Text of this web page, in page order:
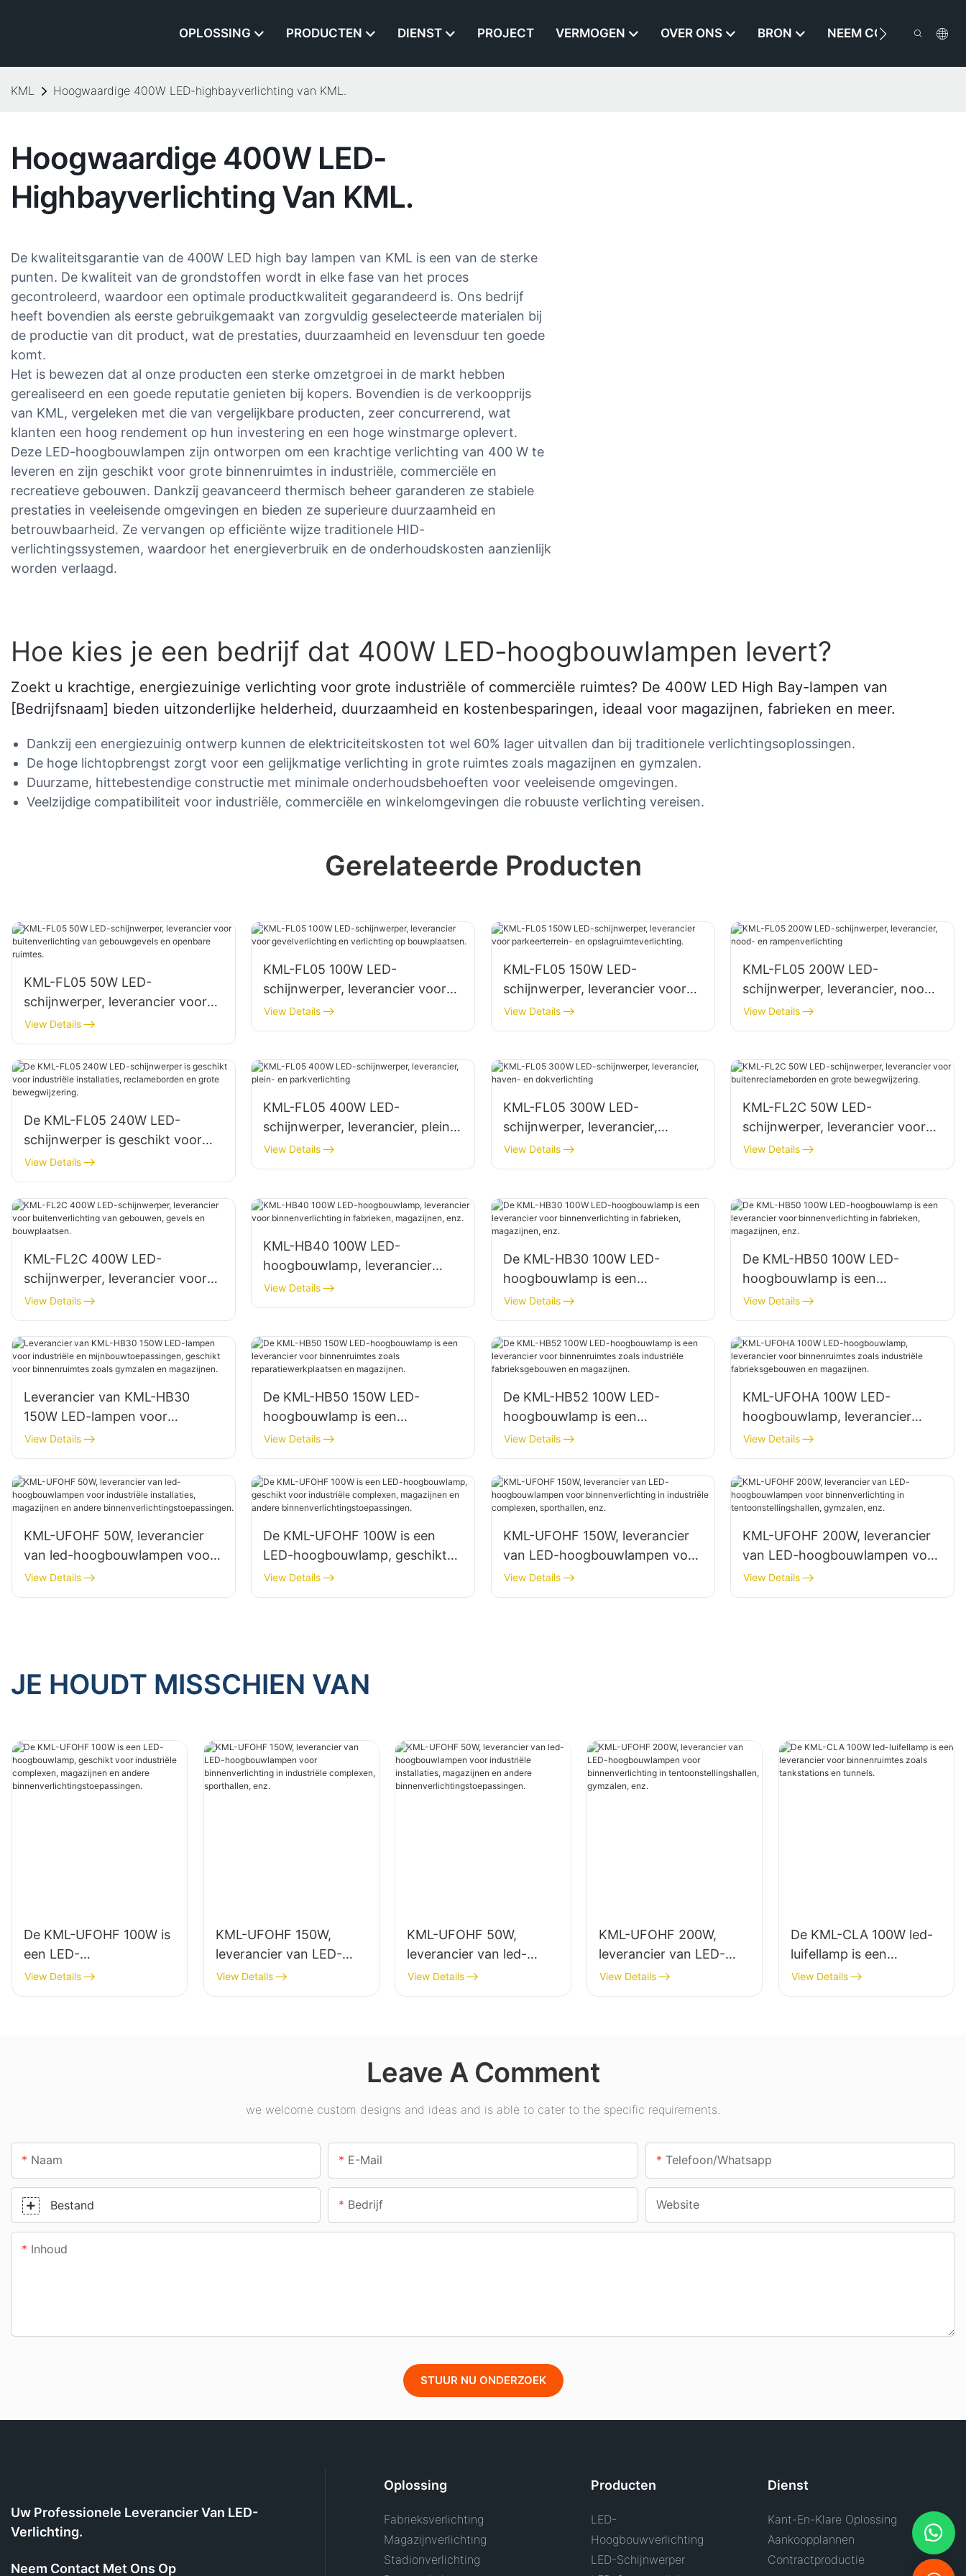
OPLOSSING PRODUCTEN DIENST PROJECT VERMOGEN OVER ONS BRON NEEM CONTACT MET
KML Hoogwaardige 400W LED-highbayverlichting van KML.
Hoogwaardige 400W LED-
Highbayverlichting Van KML.
De kwaliteitsgarantie van de 400W LED high bay lampen van KML is een van de sterke
punten. De kwaliteit van de grondstoffen wordt in elke fase van het proces
gecontroleerd, waardoor een optimale productkwaliteit gegarandeerd is. Ons bedrijf
heeft bovendien als eerste gebruikgemaakt van zorgvuldig geselecteerde materialen bij
de productie van dit product, wat de prestaties, duurzaamheid en levensduur ten goede
komt.
Het is bewezen dat al onze producten een sterke omzetgroei in de markt hebben
gerealiseerd en een goede reputatie genieten bij kopers. Bovendien is de verkoopprijs
van KML, vergeleken met die van vergelijkbare producten, zeer concurrerend, wat
klanten een hoog rendement op hun investering en een hoge winstmarge oplevert.
Deze LED-hoogbouwlampen zijn ontworpen om een ​​krachtige verlichting van 400 W te
leveren en zijn geschikt voor grote binnenruimtes in industriële, commerciële en
recreatieve gebouwen. Dankzij geavanceerd thermisch beheer garanderen ze stabiele
prestaties in veeleisende omgevingen en bieden ze superieure duurzaamheid en
betrouwbaarheid. Ze vervangen op efficiënte wijze traditionele HID-
verlichtingssystemen, waardoor het energieverbruik en de onderhoudskosten aanzienlijk
worden verlaagd.
Hoe kies je een bedrijf dat 400W LED-hoogbouwlampen levert?
Zoekt u krachtige, energiezuinige verlichting voor grote industriële of commerciële ruimtes? De 400W LED High Bay-lampen van
[Bedrijfsnaam] bieden uitzonderlijke helderheid, duurzaamheid en kostenbesparingen, ideaal voor magazijnen, fabrieken en meer.
Dankzij een energiezuinig ontwerp kunnen de elektriciteitskosten tot wel 60% lager uitvallen dan bij traditionele verlichtingsoplossingen.
De hoge lichtopbrengst zorgt voor een gelijkmatige verlichting in grote ruimtes zoals magazijnen en gymzalen.
Duurzame, hittebestendige constructie met minimale onderhoudsbehoeften voor veeleisende omgevingen.
Veelzijdige compatibiliteit voor industriële, commerciële en winkelomgevingen die robuuste verlichting vereisen.
Gerelateerde Producten
KML-FL05 50W LED-
schijnwerper, leverancier voor
buitenverlichting van
gebouwgevels en openbare
ruimtes.
View Details
KML-FL05 100W LED-
schijnwerper, leverancier voor
gevelverlichting en verlichting
op bouwplaatsen.
View Details
KML-FL05 150W LED-
schijnwerper, leverancier voor
parkeerterrein- en
opslagruimteverlichting.
View Details
KML-FL05 200W LED-
schijnwerper, leverancier, nood-
en rampenverlichting
View Details
De KML-FL05 240W LED-
schijnwerper is geschikt voor
industriële installaties,
reclameborden en grote
bewegwijzering.
View Details
KML-FL05 400W LED-
schijnwerper, leverancier, plein-
en parkverlichting
View Details
KML-FL05 300W LED-
schijnwerper, leverancier,
haven- en dokverlichting
View Details
KML-FL2C 50W LED-
schijnwerper, leverancier voor
buitenreclameborden en grote
bewegwijzering.
View Details
KML-FL2C 400W LED-
schijnwerper, leverancier voor
buitenverlichting van gebouwen,
gevels en bouwplaatsen.
View Details
KML-HB40 100W LED-
hoogbouwlamp, leverancier
voor binnenverlichting in
fabrieken, magazijnen, enz.
View Details
De KML-HB30 100W LED-
hoogbouwlamp is een
leverancier voor
binnenverlichting in fabrieken,
magazijnen, enz.
View Details
De KML-HB50 100W LED-
hoogbouwlamp is een
leverancier voor
binnenverlichting in fabrieken,
magazijnen, enz.
View Details
Leverancier van KML-HB30
150W LED-lampen voor
industriële en
mijnbouwtoepassingen,
geschikt voor binnenruimtes
zoals gymzalen en magazijnen.
View Details
De KML-HB50 150W LED-
hoogbouwlamp is een
leverancier voor binnenruimtes
zoals reparatiewerkplaatsen en
magazijnen.
View Details
De KML-HB52 100W LED-
hoogbouwlamp is een
leverancier voor binnenruimtes
zoals industriële
fabrieksgebouwen en
magazijnen.
View Details
KML-UFOHA 100W LED-
hoogbouwlamp, leverancier
voor binnenruimtes zoals
industriële fabrieksgebouwen en
magazijnen.
View Details
KML-UFOHF 50W, leverancier
van led-hoogbouwlampen voor
industriële installaties,
magazijnen en andere
View Details
De KML-UFOHF 100W is een
LED-hoogbouwlamp, geschikt
voor industriële complexen,
magazijnen en andere
View Details
KML-UFOHF 150W, leverancier
van LED-hoogbouwlampen voor
binnenverlichting in industriële
complexen, sporthallen, enz.
View Details
KML-UFOHF 200W, leverancier
van LED-hoogbouwlampen voor
binnenverlichting in
tentoonstellingshallen,
View Details
JE HOUDT MISSCHIEN VAN
De KML-UFOHF 100W is
een LED-
hoogbouwlamp,
geschikt voor industriële
View Details
KML-UFOHF 150W,
leverancier van LED-
hoogbouwlampen voor
binnenverlichting in
View Details
KML-UFOHF 50W,
leverancier van led-
hoogbouwlampen voor
industriële installaties,
View Details
KML-UFOHF 200W,
leverancier van LED-
hoogbouwlampen voor
binnenverlichting in
View Details
De KML-CLA 100W led-
luifellamp is een
leverancier voor
binnenruimtes zoals
View Details
Leave A Comment
we welcome custom designs and ideas and is able to cater to the specific requirements.
Naam E-Mail Telefoon/whatsapp
Bestand Bedrijf Website
Inhoud
STUUR NU ONDERZOEK
Uw Professionele Leverancier Van LED-
Verlichting.
Neem Contact Met Ons Op
Oplossing
Fabrieksverlichting
Magazijnverlichting
Stadionverlichting
Producten
LED-
Hoogbouwverlichting
LED-Schijnwerper
Dienst
Kant-En-Klare Oplossing
Aankoopplannen
Contractproductie